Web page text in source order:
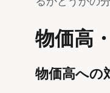
物価高
物価高への